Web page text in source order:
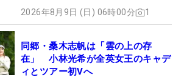
2026年8月9日 (日) 06時00分 1
同郷・桑木志帆は「雲の上の存
在」 小林光希が全英女王のキャデ
ィとツアー初Vへ